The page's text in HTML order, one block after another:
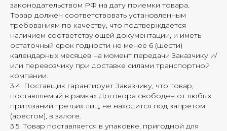
законодательством РФ на дату приемки товара.
Товар должен соответствовать установленным
требованиям по качеству, что подтверждается
наличием соответствующей документации, и иметь
остаточный срок годности не менее 6 (шести)
календарных месяцев на момент передачи Заказчику и/
или перевозчику при доставке силами транспортной
компании.
3.4. Поставщик гарантирует Заказчику, что товар,
поставляемый в рамках Договора свободен от любых
притязаний третьих лиц, не находится под запретом
(арестом), в залоге.
3.5. Товар поставляется в упаковке, пригодной для